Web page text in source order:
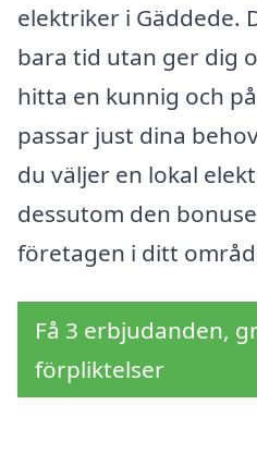
elektriker i Gäddede.
bara tid utan ger dig
hitta en kunnig och
passar just dina
du väljer en lokal
dessutom den
företagen i ditt
Få 3 erbjudanden,
förpliktelser